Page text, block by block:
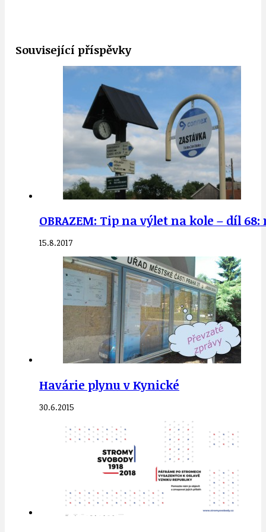
Související příspěvky
OBRAZEM: Tip na výlet na kole – díl
15.8.2017
Havárie plynu v Kynické
30.6.2015